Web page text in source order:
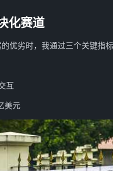
化赛道
优劣时，我通过三个关键指
互
美元